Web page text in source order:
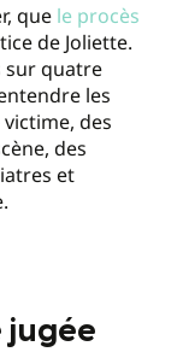
que le procès
de Joliette.
sur quatre
les
des
des
et
jugée